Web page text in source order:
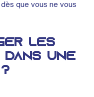
que vous ne vous
LES
DANS UNE